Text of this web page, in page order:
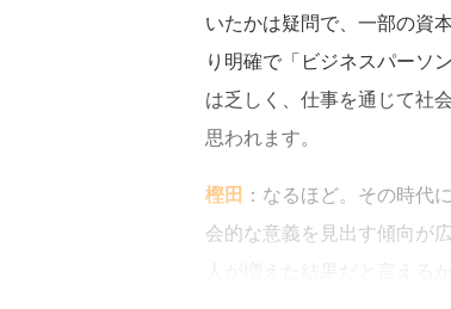
いたかは疑問で、一部の資
り明確で「ビジネスパーソ
は乏しく、仕事を通じて社
思われます。
樫田 ：なるほど。その時代
会的な意義を見出す傾向が